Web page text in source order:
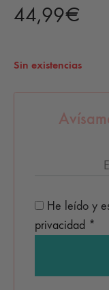
44,99€
Sin existencias
He leído y
privacidad *